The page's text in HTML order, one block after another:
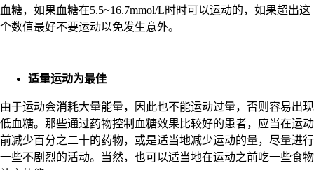
血糖，如果血糖在5.5~16.7mmol/L时时可以运动的，如果超出这
个数值最好不要运动以免发生意外。
适量运动为最佳
由于运动会消耗大量能量，因此也不能运动过量，否则容易出现
低血糖。那些通过药物控制血糖效果比较好的患者，应当在运动
前减少百分之二十的药物，或是适当地减少运动的量，尽量进行
一些不剧烈的活动。当然，也可以适当地在运动之前吃一些食物